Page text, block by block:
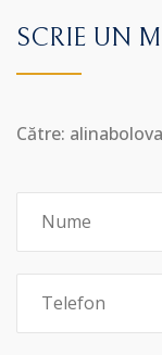
SCRIE UN
Către: